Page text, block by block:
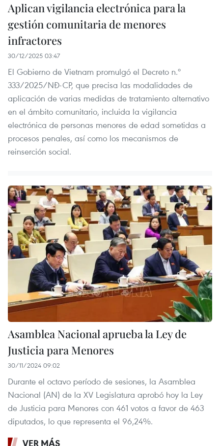
Aplican vigilancia electrónica para la
gestión comunitaria de menores
infractores
30/12/2025 03:47
El Gobierno de Vietnam promulgó el Decreto n.º
333/2025/NĐ-CP, que precisa las modalidades de
aplicación de varias medidas de tratamiento alternativo
en el ámbito comunitario, incluida la vigilancia
electrónica de personas menores de edad sometidas a
procesos penales, así como los mecanismos de
reinserción social.
Asamblea Nacional aprueba la Ley de
Justicia para Menores
30/11/2024 09:02
Durante el octavo período de sesiones, la Asamblea
Nacional (AN) de la XV Legislatura aprobó hoy la Ley
de Justicia para Menores con 461 votos a favor de 463
diputados, lo que representa el 96,24%.
VER MÁS